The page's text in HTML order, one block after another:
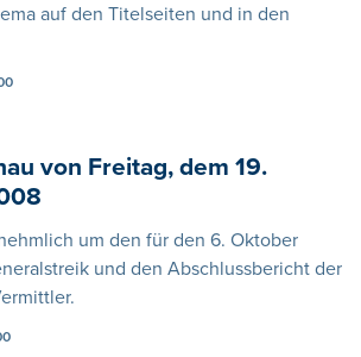
auf den Titelseiten und in den
von Freitag, dem 19.
um den für den 6. Oktober
und den Abschlussbericht der